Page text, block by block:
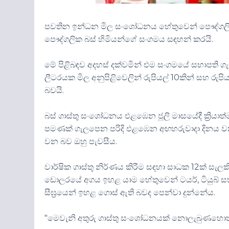
පවතින ඉන්ධන මිල සංශෝධනය හේතුවෙන්
පෞද්ගලික බස් හිමියන්ගේ සංගමය සඳහන් කරයි.
මේ පිළිබඳව අදහස් දක්වමින් එම සංගමයේ සභාපති
ලීටරයක මිල අනුපිළිවෙලින් රුපියල් 10කින් සහ
බවයි.
බස් ගාස්තු සංශෝධනය එළඹෙන ජූලි මාසයේදී
පමණක් ගැලපෙන පරිදි එළඹෙන අඟහරුවාදා දිනය
වන බව ඔහු පැවසීය.
වාර්ෂික ගාස්තු නිර්ණය කිරීම සඳහා සාධක 12ක්
ඩොලරයේ අගය ඉහළ යාම හේතුවෙන් ටයර්,
සීඝ්‍රයෙන් ඉහළ ගොස් ඇති බවද පෙන්වා දුන්නේය.
"මෙවැනි අතුරු ගාස්තු සංශෝධනයක්